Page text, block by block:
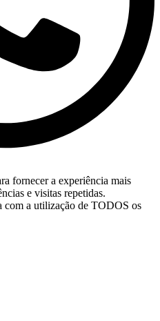
fornecer a experiência mais
e visitas repetidas.
com a utilização de TODOS os